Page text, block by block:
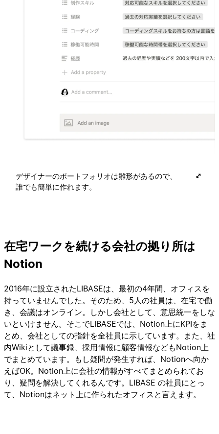
デザイナーのポートフォリオは雛形があるので、
誰でも簡単に作れます。
在宅ワークを続ける会社の拠り所は
Notion
2016年に設立されたLIBASEは、最初の4年間、オフィスを
持っていませんでした。そのため、5人の社員は、在宅で働
き、会議はオンライン。しかし会社として、意思統一をしな
いといけません。そこでLIBASEでは、Notion上にKPIをま
とめ、会社としての指針を全社員に示しています。また、社
内Wikiとして議事録、採用情報に顧客情報などもNotion上
でまとめています。もし疑問が発生すれば、Notionへ向か
えばOK。Notion上に会社の情報がすべてまとめられてお
り、疑問を解決してくれるんです。LIBASE の社員にとっ
て、Notionはネット上に作られたオフィスと言えます。